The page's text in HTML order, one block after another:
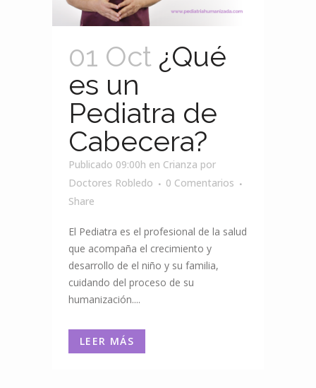
01 Oct ¿Qué
es un
Pediatra de
Cabecera?
Publicado 09:00h en Crianza por
Doctores Robledo
0 Comentarios
Share
El Pediatra es el profesional de la salud
que acompaña el crecimiento y
desarrollo de el niño y su familia,
cuidando del proceso de su
humanización....
LEER MÁS